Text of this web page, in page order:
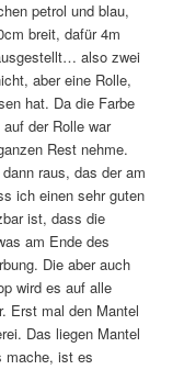
petrol und blau,
breit, dafür 4m
also zwei
aber eine Rolle,
hat. Da die Farbe
der Rolle war
Rest nehme.
raus, das der am
ich einen sehr guten
ist, dass die
am Ende des
Die aber auch
wird es auf alle
Erst mal den Mantel
Das liegen Mantel
mache, ist es